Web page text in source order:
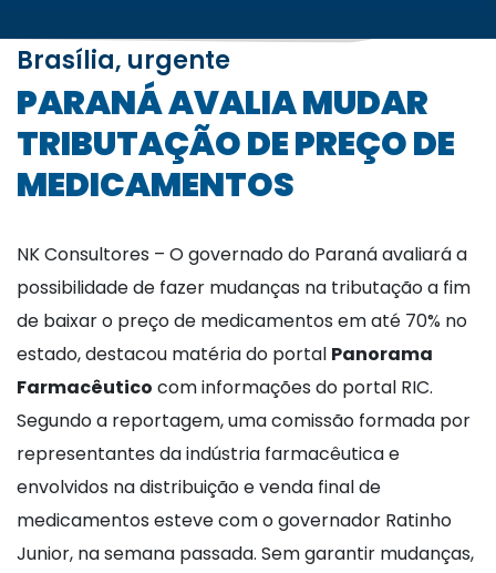
Brasília, urgente
PARANÁ AVALIA MUDAR
TRIBUTAÇÃO DE PREÇO DE
MEDICAMENTOS
NK Consultores – O governado do Paraná avaliará a
possibilidade de fazer mudanças na tributação a fim
de baixar o preço de medicamentos em até 70% no
estado, destacou matéria do portal Panorama
Farmacêutico com informações do portal RIC.
Segundo a reportagem, uma comissão formada por
representantes da indústria farmacêutica e
envolvidos na distribuição e venda final de
medicamentos esteve com o governador Ratinho
Junior, na semana passada. Sem garantir mudanças,